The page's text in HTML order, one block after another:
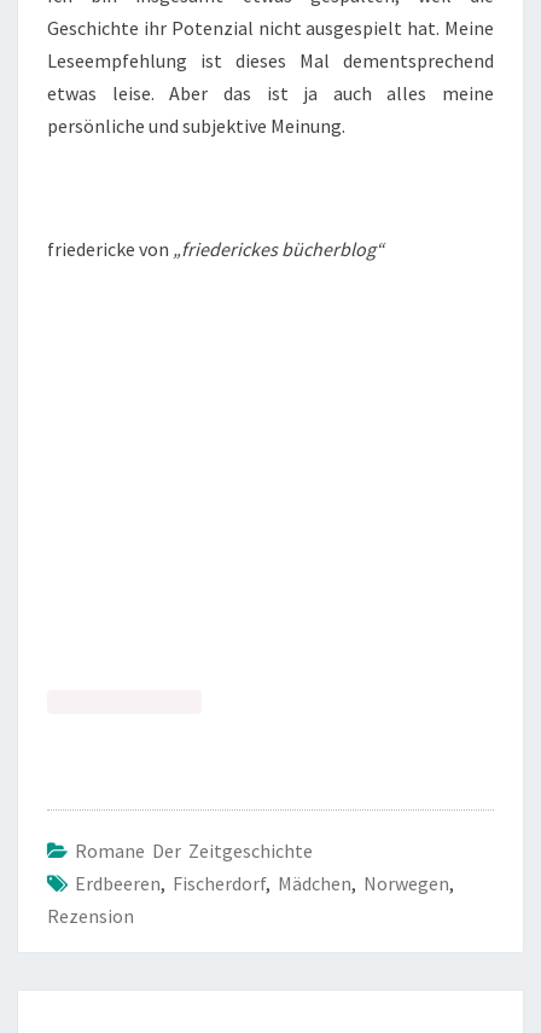
Geschichte ihr Potenzial nicht ausgespielt hat. Meine
Leseempfehlung ist dieses Mal dementsprechend
etwas leise. Aber das ist ja auch alles meine
persönliche und subjektive Meinung.
friedericke von „friederickes bücherblog“
Romane Der Zeitgeschichte
Erdbeeren, Fischerdorf, Mädchen, Norwegen,
Rezension